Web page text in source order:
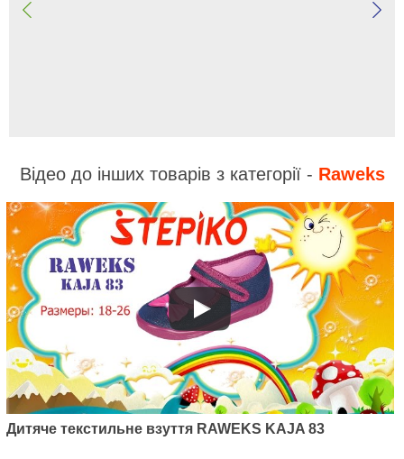
Відео до інших товарів з категорії - Raweks
Дитяче текстильне взуття RAWEKS KAJA 83